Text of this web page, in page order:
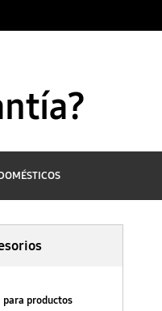
productos